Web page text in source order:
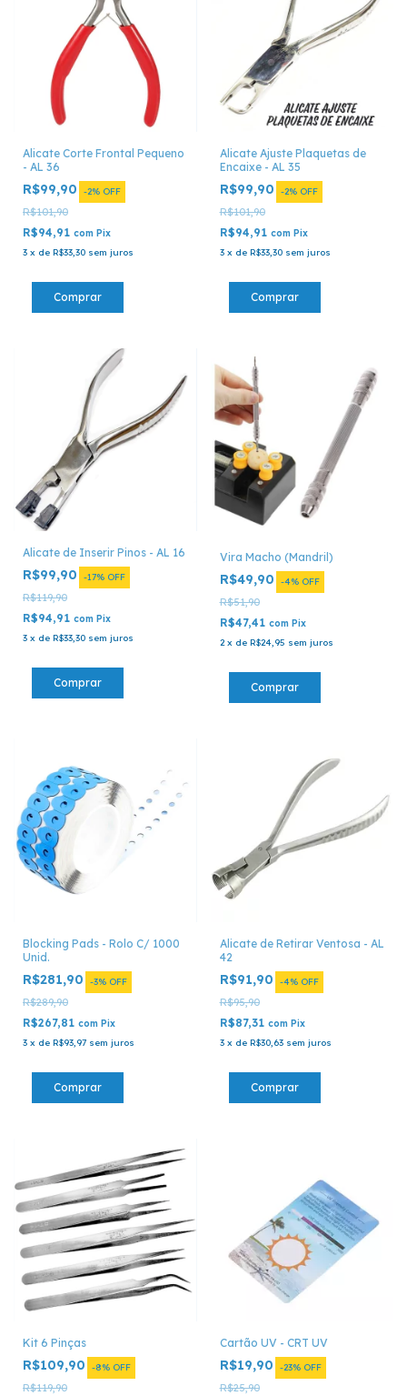
Alicate Corte Frontal Pequeno
- AL 36
R$99,90 -2% OFF
R$101,90
R$94,91 com Pix
3 x de R$33,30 sem juros
Alicate Ajuste Plaquetas de
Encaixe - AL 35
R$99,90 -2% OFF
R$101,90
R$94,91 com Pix
3 x de R$33,30 sem juros
Alicate de Inserir Pinos - AL 16
R$99,90 -17% OFF
R$119,90
R$94,91 com Pix
3 x de R$33,30 sem juros
Vira Macho (Mandril)
R$49,90 -4% OFF
R$51,90
R$47,41 com Pix
2 x de R$24,95 sem juros
Blocking Pads - Rolo C/ 1000
Unid.
R$281,90 -3% OFF
R$289,90
R$267,81 com Pix
3 x de R$93,97 sem juros
Alicate de Retirar Ventosa - AL
42
R$91,90 -4% OFF
R$95,90
R$87,31 com Pix
3 x de R$30,63 sem juros
Kit 6 Pinças
R$109,90 -8% OFF
R$119,90
Cartão UV - CRT UV
R$19,90 -23% OFF
R$25,90